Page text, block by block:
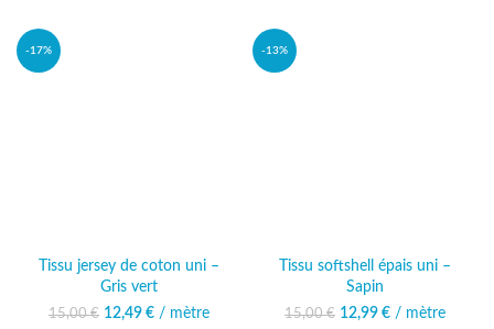
-17%
Tissu jersey de coton uni –
Gris vert
15,00€
Le prix initial était :
12,49 €
Le prix
/ mètre
-13%
Tissu softshell épais uni –
Sapin
15,00€
Le prix initial était :
12,99 €
Le prix
/ mètre